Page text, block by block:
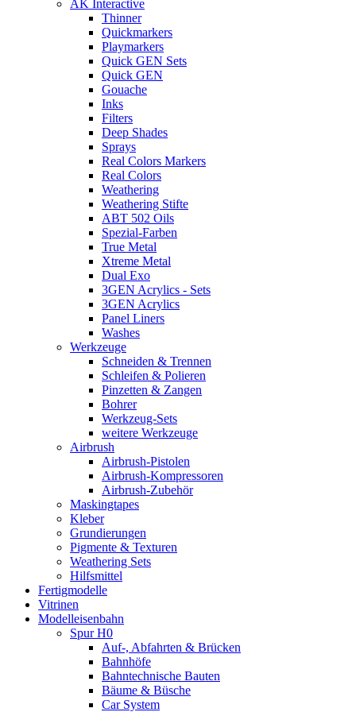
AK Interactive
Thinner
Quickmarkers
Playmarkers
Quick GEN Sets
Quick GEN
Gouache
Inks
Filters
Deep Shades
Sprays
Real Colors Markers
Real Colors
Weathering
Weathering Stifte
ABT 502 Oils
Spezial-Farben
True Metal
Xtreme Metal
Dual Exo
3GEN Acrylics - Sets
3GEN Acrylics
Panel Liners
Washes
Werkzeuge
Schneiden & Trennen
Schleifen & Polieren
Pinzetten & Zangen
Bohrer
Werkzeug-Sets
weitere Werkzeuge
Airbrush
Airbrush-Pistolen
Airbrush-Kompressoren
Airbrush-Zubehör
Maskingtapes
Kleber
Grundierungen
Pigmente & Texturen
Weathering Sets
Hilfsmittel
Fertigmodelle
Vitrinen
Modelleisenbahn
Spur H0
Auf-, Abfahrten & Brücken
Bahnhöfe
Bahntechnische Bauten
Bäume & Büsche
Car System